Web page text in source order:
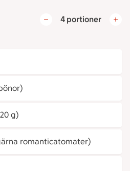
4 portioner
g)
romanticatomater)